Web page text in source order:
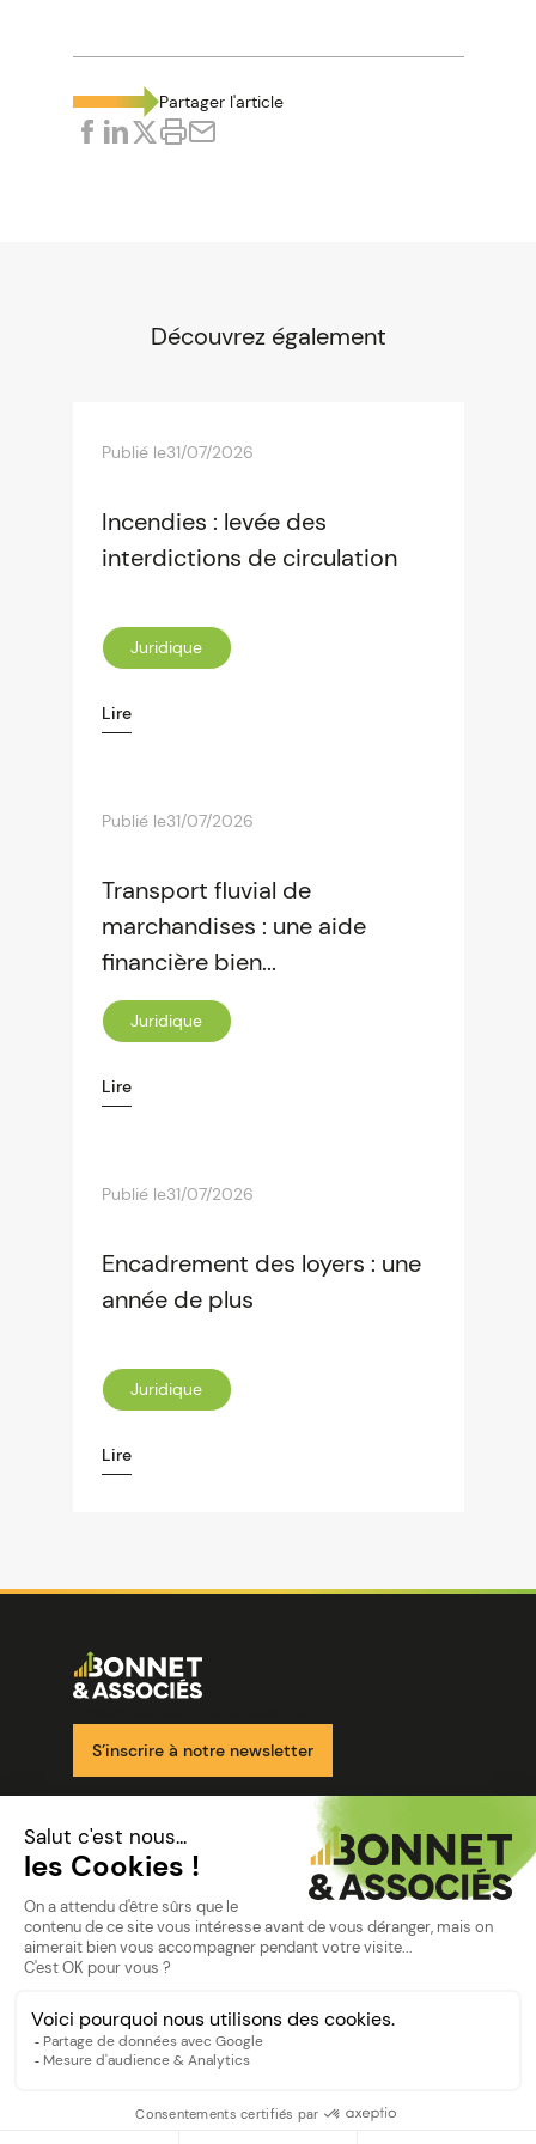
Partager l'article
Découvrez également
Publié le31/07/2026
Incendies : levée des
interdictions de circulation
Juridique
Lire
Publié le31/07/2026
Transport fluvial de
marchandises : une aide
financière bien...
Juridique
Lire
Publié le31/07/2026
Encadrement des loyers : une
année de plus
Juridique
Lire
Image
S’inscrire à notre newsletter
Nos solutions
Nos cabinets
Mon espace client
Politique de confidentialité
©Bonnet2023